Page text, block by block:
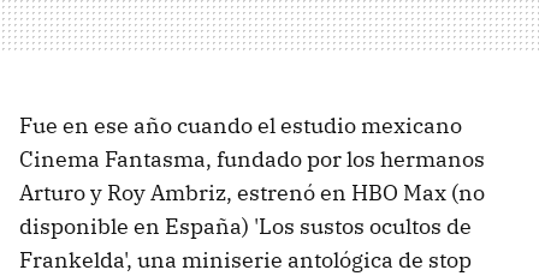
Fue en ese año cuando el estudio mexicano
Cinema Fantasma, fundado por los hermanos
Arturo y Roy Ambriz, estrenó en HBO Max (no
disponible en España) 'Los sustos ocultos de
Frankelda', una miniserie antológica de stop